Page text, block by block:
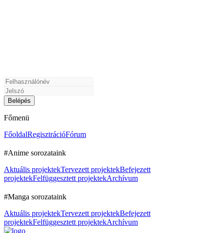
Főmenü
FőoldalRegisztrációFórum
#Anime sorozataink
Aktuális projektekTervezett projektekBefejezett
projektekFelfüggesztett projektekArchívum
#Manga sorozataink
Aktuális projektekTervezett projektekBefejezett
projektekFelfüggesztett projektekArchívum